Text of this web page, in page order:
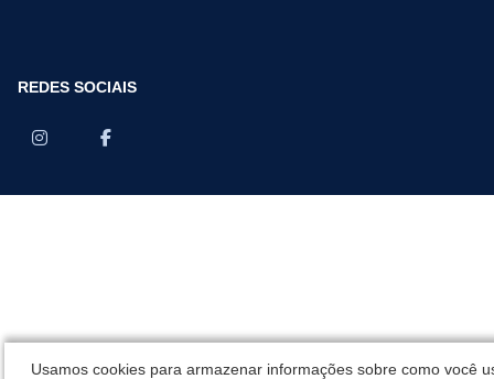
REDES SOCIAIS
Usamos cookies para armazenar informações sobre como você